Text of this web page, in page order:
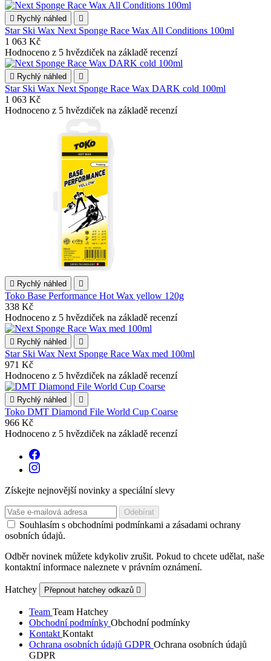
 Rychlý náhled 
Star Ski Wax Next Sponge Race Wax All Conditions 100ml
1 063 Kč
Hodnoceno z 5 hvězdiček na základě recenzí
 Rychlý náhled 
Star Ski Wax Next Sponge Race Wax DARK cold 100ml
1 063 Kč
Hodnoceno z 5 hvězdiček na základě recenzí
 Rychlý náhled 
Toko Base Performance Hot Wax yellow 120g
338 Kč
Hodnoceno z 5 hvězdiček na základě recenzí
 Rychlý náhled 
Star Ski Wax Next Sponge Race Wax med 100ml
971 Kč
Hodnoceno z 5 hvězdiček na základě recenzí
 Rychlý náhled 
Toko DMT Diamond File World Cup Coarse
966 Kč
Hodnoceno z 5 hvězdiček na základě recenzí
Získejte nejnovější novinky a speciální slevy
Souhlasím s obchodními podmínkami a zásadami ochrany
osobních údajů.
Odběr novinek můžete kdykoliv zrušit. Pokud to chcete udělat, naše
kontaktní informace naleznete v právním oznámení.
Hatchey Přepnout hatchey odkazů 
Team Team Hatchey
Obchodní podmínky Obchodní podmínky
Kontakt Kontakt
Ochrana osobních údajů GDPR Ochrana osobních údajů
GDPR